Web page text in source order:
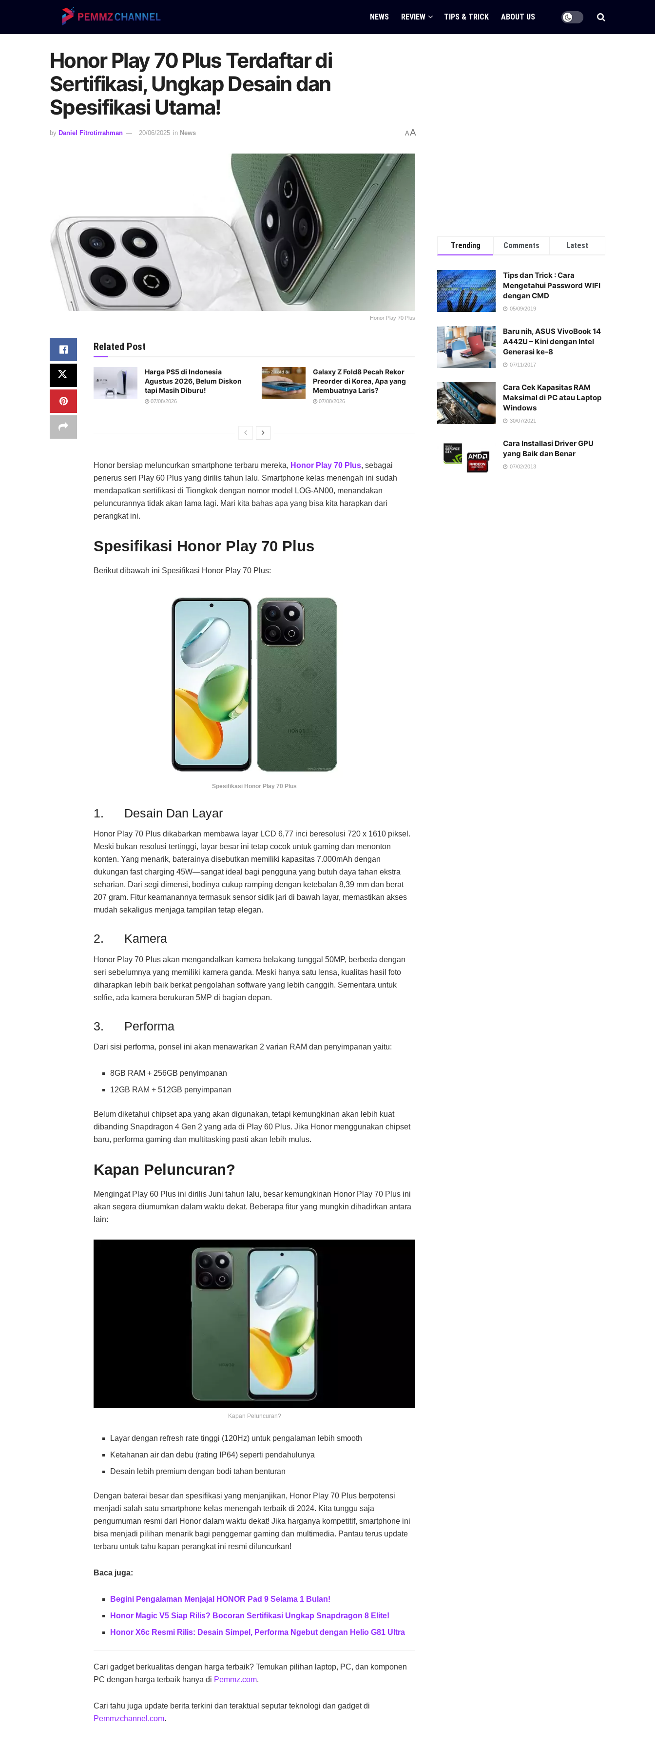
NEWS REVIEW TIPS & TRICK ABOUT US
Honor Play 70 Plus Terdaftar di
Sertifikasi, Ungkap Desain dan
Spesifikasi Utama!
by Daniel Fitrotirrahman 20/06/2025 in News AA
Honor Play 70 Plus
Related Post
Harga PS5 di Indonesia
Agustus 2026, Belum Diskon
tapi Masih Diburu!
07/08/2026
Galaxy Z Fold8 Pecah Rekor
Preorder di Korea, Apa yang
Membuatnya Laris?
07/08/2026
Honor bersiap meluncurkan smartphone terbaru mereka, Honor Play 70 Plus, sebagai
penerus seri Play 60 Plus yang dirilis tahun lalu. Smartphone kelas menengah ini sudah
mendapatkan sertifikasi di Tiongkok dengan nomor model LOG-AN00, menandakan
peluncurannya tidak akan lama lagi. Mari kita bahas apa yang bisa kita harapkan dari
perangkat ini.
Spesifikasi Honor Play 70 Plus
Berikut dibawah ini Spesifikasi Honor Play 70 Plus:
Spesifikasi Honor Play 70 Plus
1. Desain Dan Layar
Honor Play 70 Plus dikabarkan membawa layar LCD 6,77 inci beresolusi 720 x 1610 piksel.
Meski bukan resolusi tertinggi, layar besar ini tetap cocok untuk gaming dan menonton
konten. Yang menarik, baterainya disebutkan memiliki kapasitas 7.000mAh dengan
dukungan fast charging 45W—sangat ideal bagi pengguna yang butuh daya tahan ekstra
seharian. Dari segi dimensi, bodinya cukup ramping dengan ketebalan 8,39 mm dan berat
207 gram. Fitur keamanannya termasuk sensor sidik jari di bawah layar, memastikan akses
mudah sekaligus menjaga tampilan tetap elegan.
2. Kamera
Honor Play 70 Plus akan mengandalkan kamera belakang tunggal 50MP, berbeda dengan
seri sebelumnya yang memiliki kamera ganda. Meski hanya satu lensa, kualitas hasil foto
diharapkan lebih baik berkat pengolahan software yang lebih canggih. Sementara untuk
selfie, ada kamera berukuran 5MP di bagian depan.
3. Performa
Dari sisi performa, ponsel ini akan menawarkan 2 varian RAM dan penyimpanan yaitu:
8GB RAM + 256GB penyimpanan
12GB RAM + 512GB penyimpanan
Belum diketahui chipset apa yang akan digunakan, tetapi kemungkinan akan lebih kuat
dibanding Snapdragon 4 Gen 2 yang ada di Play 60 Plus. Jika Honor menggunakan chipset
baru, performa gaming dan multitasking pasti akan lebih mulus.
Kapan Peluncuran?
Mengingat Play 60 Plus ini dirilis Juni tahun lalu, besar kemungkinan Honor Play 70 Plus ini
akan segera diumumkan dalam waktu dekat. Beberapa fitur yang mungkin dihadirkan antara
lain:
Kapan Peluncuran?
Layar dengan refresh rate tinggi (120Hz) untuk pengalaman lebih smooth
Ketahanan air dan debu (rating IP64) seperti pendahulunya
Desain lebih premium dengan bodi tahan benturan
Dengan baterai besar dan spesifikasi yang menjanjikan, Honor Play 70 Plus berpotensi
menjadi salah satu smartphone kelas menengah terbaik di 2024. Kita tunggu saja
pengumuman resmi dari Honor dalam waktu dekat! Jika harganya kompetitif, smartphone ini
bisa menjadi pilihan menarik bagi penggemar gaming dan multimedia. Pantau terus update
terbaru untuk tahu kapan perangkat ini resmi diluncurkan!
Baca juga:
Begini Pengalaman Menjajal HONOR Pad 9 Selama 1 Bulan!
Honor Magic V5 Siap Rilis? Bocoran Sertifikasi Ungkap Snapdragon 8 Elite!
Honor X6c Resmi Rilis: Desain Simpel, Performa Ngebut dengan Helio G81 Ultra
Cari gadget berkualitas dengan harga terbaik? Temukan pilihan laptop, PC, dan komponen
PC dengan harga terbaik hanya di Pemmz.com.
Cari tahu juga update berita terkini dan teraktual seputar teknologi dan gadget di
Pemmzchannel.com.
Trending Comments Latest
Tips dan Trick : Cara
Mengetahui Password WIFI
dengan CMD
05/09/2019
Baru nih, ASUS VivoBook 14
A442U – Kini dengan Intel
Generasi ke-8
07/11/2017
Cara Cek Kapasitas RAM
Maksimal di PC atau Laptop
Windows
30/07/2021
Cara Installasi Driver GPU
yang Baik dan Benar
07/02/2013